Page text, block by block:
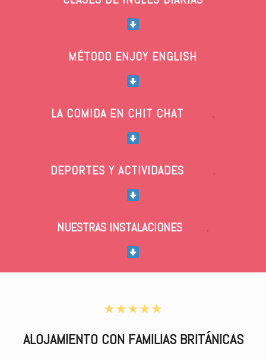
MÉTODO ENJOY ENGLISH
LA COMIDA EN CHIT CHAT .
DEPORTES Y ACTIVIDADES .
NUESTRAS INSTALACIONES .
★★★★★
ALOJAMIENTO CON FAMILIAS BRITÁNICAS